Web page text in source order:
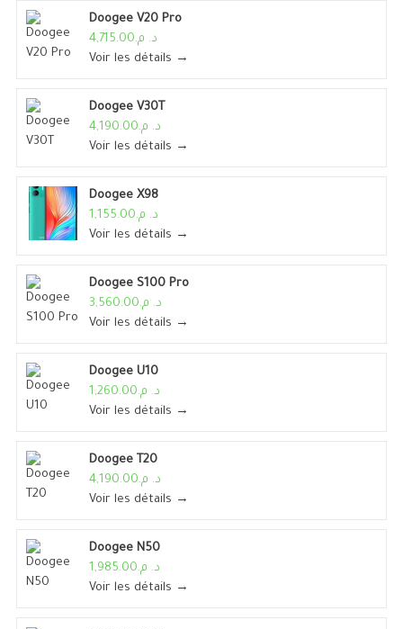
Doogee V20 Pro
د. م.4,715.00
Voir les détails →
Doogee V30T
د. م.4,190.00
Voir les détails →
Doogee X98
د. م.1,155.00
Voir les détails →
Doogee S100 Pro
د. م.3,560.00
Voir les détails →
Doogee U10
د. م.1,260.00
Voir les détails →
Doogee T20
د. م.4,190.00
Voir les détails →
Doogee N50
د. م.1,985.00
Voir les détails →